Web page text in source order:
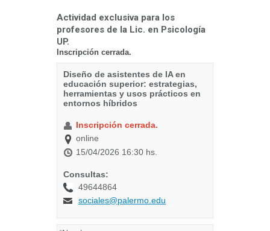
Actividad exclusiva para los
profesores de la Lic. en Psicología
UP.